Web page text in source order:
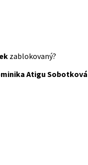
zablokovaný?
Atigu Sobotková